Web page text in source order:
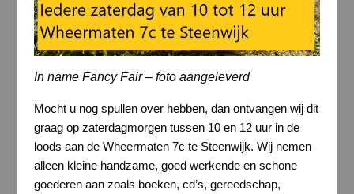
In name Fancy Fair – foto aangeleverd
Mocht u nog spullen over hebben, dan ontvangen wij dit
graag op zaterdagmorgen tussen 10 en 12 uur in de
loods aan de Wheermaten 7c te Steenwijk. Wij nemen
alleen kleine handzame, goed werkende en schone
goederen aan zoals boeken, cd’s, gereedschap,